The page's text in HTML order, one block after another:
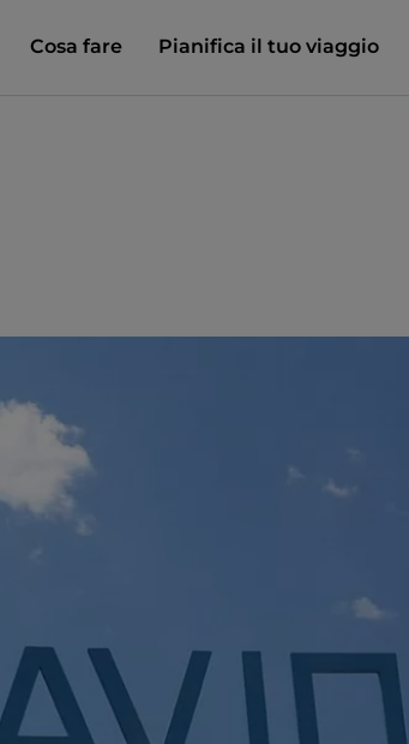
Cosa fare Pianifica il tuo viaggio